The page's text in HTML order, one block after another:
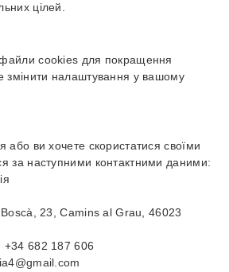
цілей.
cookies для покращення
змінити налаштування у вашому
або ви хочете скористатися своїми
за наступними контактними даними:
23, Camins al Grau, 46023
+34 682 187 606